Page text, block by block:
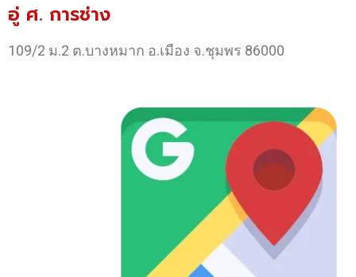
อู่ ศ. การช่าง
109/2 ม.2 ต.บางหมาก อ.เมือง จ.ชุมพร 86000